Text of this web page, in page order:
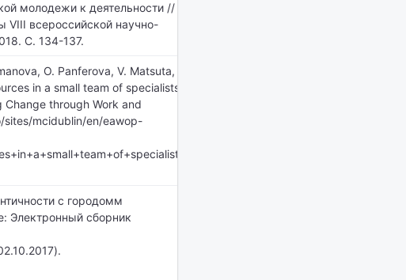
молодежи к деятельности //
VIII всероссийской научно-
С. 134-137.
O. Panferova, V. Matsuta,
in a small team of specialists
through Work and
sites/mcidublin/en/eawop-
с городомм
Электронный сборник